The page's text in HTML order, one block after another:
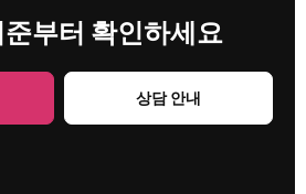
부터 확인하세요
상담 안내